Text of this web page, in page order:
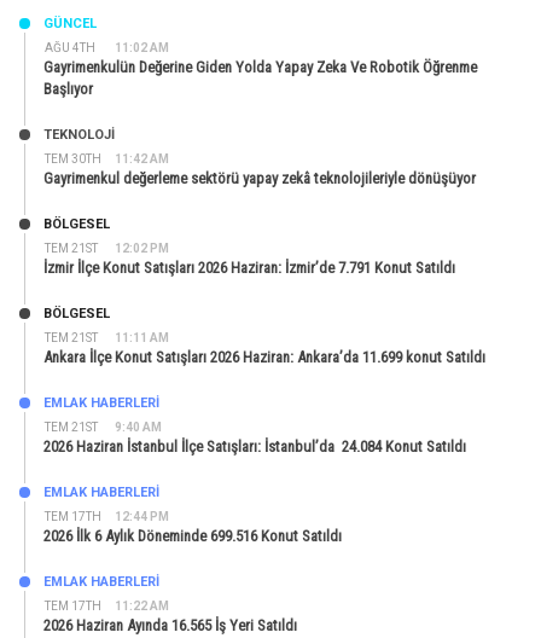
AĞU 4TH 11:02 AM
GÜNCEL
Gayrimenkulün Değerine Giden Yolda Yapay Zeka Ve Robotik Öğrenme
Başlıyor
TEM 30TH 11:42 AM
TEKNOLOJİ
Gayrimenkul değerleme sektörü yapay zekâ teknolojileriyle dönüşüyor
TEM 21ST 12:02 PM
BÖLGESEL
İzmir İlçe Konut Satışları 2026 Haziran: İzmir’de 7.791 Konut Satıldı
TEM 21ST 11:11 AM
BÖLGESEL
Ankara İlçe Konut Satışları 2026 Haziran: Ankara’da 11.699 konut Satıldı
TEM 21ST 9:40 AM
EMLAK HABERLERI
2026 Haziran İstanbul İlçe Satışları: İstanbul’da 24.084 Konut Satıldı
TEM 17TH 12:44 PM
EMLAK HABERLERI
2026 İlk 6 Aylık Döneminde 699.516 Konut Satıldı
TEM 17TH 11:22 AM
EMLAK HABERLERI
2026 Haziran Ayında 16.565 İş Yeri Satıldı